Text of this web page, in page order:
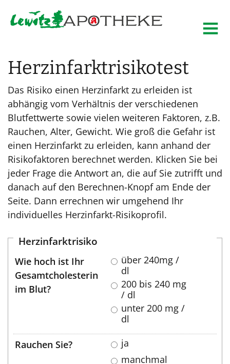
Herzinfarktrisikotest
Das Risiko einen Herzinfarkt zu erleiden ist
abhängig vom Verhältnis der verschiedenen
Blutfettwerte sowie vielen weiteren Faktoren, z.B.
Rauchen, Alter, Gewicht. Wie groß die Gefahr ist
einen Herzinfarkt zu erleiden, kann anhand der
Risikofaktoren berechnet werden. Klicken Sie bei
jeder Frage die Antwort an, die auf Sie zutrifft und
danach auf den Berechnen-Knopf am Ende der
Seite. Dann errechnen wir umgehend Ihr
individuelles Herzinfarkt-Risikoprofil.
Herzinfarktrisiko
Wie hoch ist Ihr
Gesamtcholesterin
im Blut?
über 240mg /
dl
200 bis 240 mg
/ dl
unter 200 mg /
dl
Rauchen Sie?
ja
manchmal